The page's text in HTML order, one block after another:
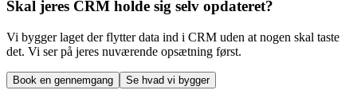
Skal jeres CRM holde sig selv opdateret?
Vi bygger laget der flytter data ind i CRM uden at nogen skal taste
det. Vi ser på jeres nuværende opsætning først.
Book en gennemgang Se hvad vi bygger